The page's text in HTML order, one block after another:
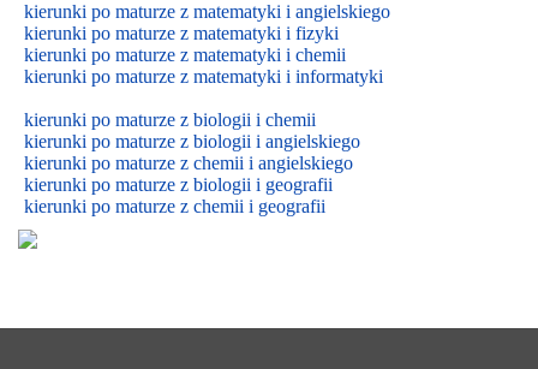
kierunki po maturze z matematyki i angielskiego
kierunki po maturze z matematyki i fizyki
kierunki po maturze z matematyki i chemii
kierunki po maturze z matematyki i informatyki
kierunki po maturze z biologii i chemii
kierunki po maturze z biologii i angielskiego
kierunki po maturze z chemii i angielskiego
kierunki po maturze z biologii i geografii
kierunki po maturze z chemii i geografii